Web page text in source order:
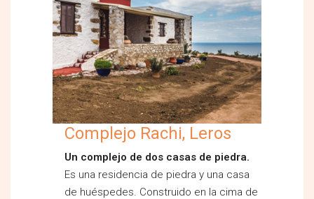
Complejo Rachi, Leros
Un complejo de dos casas de piedra.
Es una residencia de piedra y una casa
de huéspedes. Construido en la cima de